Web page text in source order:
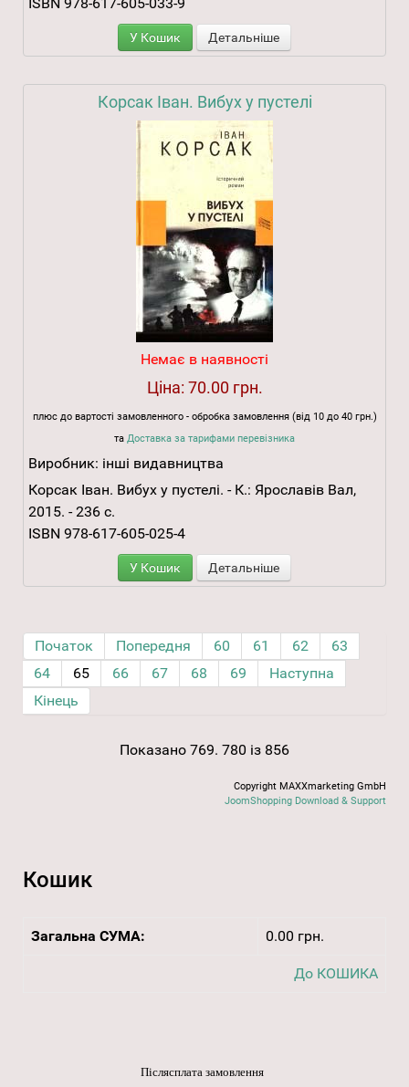
У Кошик Детальніше
Корсак Іван. Вибух у пустелі
Немає в наявності
Ціна: 70.00 грн.
плюс до вартості замовленного - обробка замовлення (від 10 до 40 грн.)
та Доставка за тарифами перевізника
Виробник: інші видавництва
Корсак Іван. Вибух у пустелі. - К.: Ярославів Вал,
2015. - 236 с.
ISBN 978-617-605-025-4
У Кошик Детальніше
Початок Попередня 60 61 62
63
64
65 66 67 68 69
Наступна
Кінець
Показано 769. 780 із 856
Copyright MAXXmarketing GmbH
JoomShopping Download & Support
Кошик
Загальна СУМА: 0.00 грн.
До КОШИКА
Післясплата замовлення